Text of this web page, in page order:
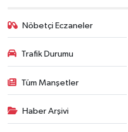
Nöbetçi Eczaneler
Trafik Durumu
Tüm Manşetler
Haber Arşivi